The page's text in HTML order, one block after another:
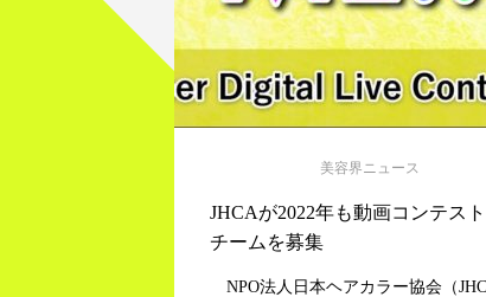
美容界ニュース
JHCAが2022年も動画コンテス
チームを募集
NPO法人日本ヘアカラー協会（